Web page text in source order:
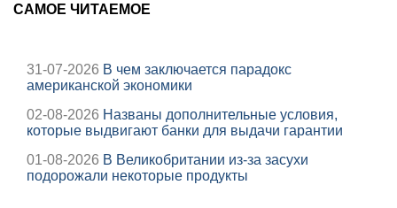
САМОЕ ЧИТАЕМОЕ
31-07-2026 В чем заключается парадокс
американской экономики
02-08-2026 Названы дополнительные условия,
которые выдвигают банки для выдачи гарантии
01-08-2026 В Великобритании из-за засухи
подорожали некоторые продукты